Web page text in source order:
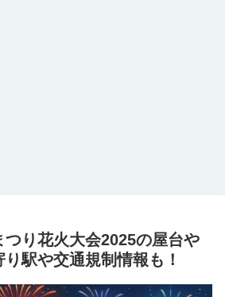
り花火大会2025の屋台や
駅や交通規制情報も！